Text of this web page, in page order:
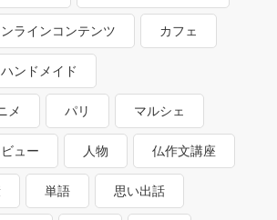
ラインコンテンツ カフェ
ハンドメイド
メ パリ マルシェ
ュー 人物 仏作文講座
単語 思い出話